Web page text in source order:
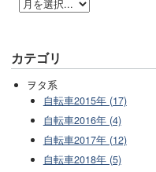
カテゴリ
ヲタ系
自転車2015年 (17)
自転車2016年 (4)
自転車2017年 (12)
自転車2018年 (5)